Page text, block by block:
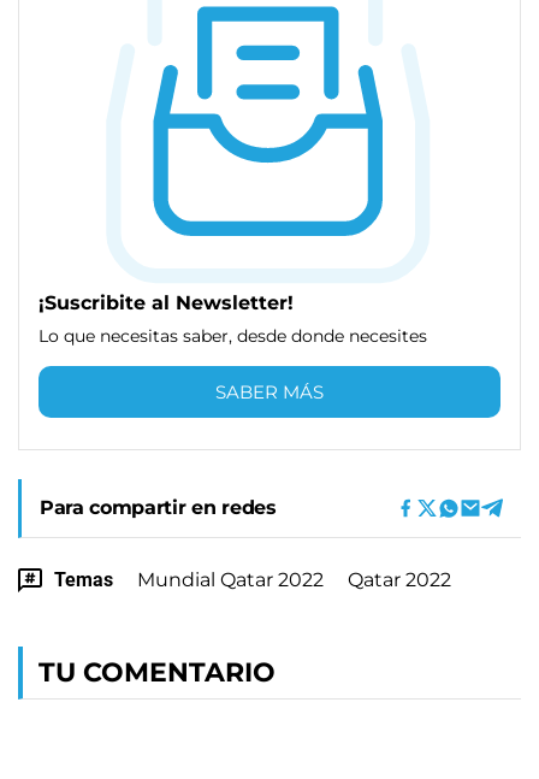
¡Suscribite al Newsletter!
Lo que necesitas saber, desde donde necesites
SABER MÁS
Para compartir en redes
Temas Mundial Qatar 2022 Qatar 2022
TU COMENTARIO